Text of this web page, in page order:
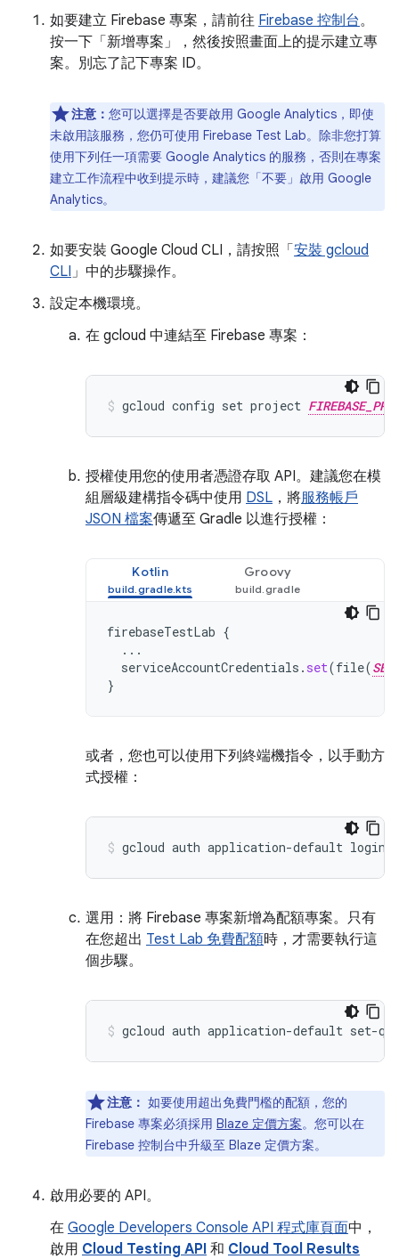
如要建立 Firebase 專案，請前往 Firebase 控制台。
按一下「新增專案」
，然後按照畫面上的提示建立專
案。別忘了記下專案 ID。
注意： 您可以選擇是否要啟用 Google Analytics，即使
未啟用該服務，您仍可使用 Firebase Test Lab。除非您打算
使用下列任一項需要 Google Analytics 的服務，否則在專案
建立工作流程中收到提示時，建議您「不要」 啟用 Google
Analytics。
如要安裝 Google Cloud CLI，請按照「 安裝 gcloud
CLI」中的步驟操作。
設定本機環境。
在 gcloud 中連結至 Firebase 專案：
gcloud config set project
授權使用您的使用者憑證存取 API。建議您在模
組層級建構指令碼中使用 DSL ，將服務帳戶
JSON 檔案傳遞至 Gradle 以進行授權：
Kotlin Groovy
firebaseTestLab {
...
serviceAccountCredentials . set(file(
}
或者，您也可以使用下列終端機指令，以手動方
式授權：
選用：將 Firebase 專案新增為配額專案。只有
在您超出 Test Lab 免費配額時，才需要執行這
個步驟。
gcloud auth application-default set-
注意： 如要使用超出免費門檻的配額，您的
Firebase 專案必須採用 Blaze 定價方案。您可以在
Firebase 控制台中升級至 Blaze 定價方案。
啟用必要的 API。
在 Google Developers Console API 程式庫頁面中，
啟用 Cloud Testing API 和 Cloud Tool Results